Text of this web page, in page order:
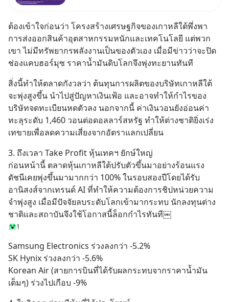
และโลจิสติกส์” ของอนุภูมิภาคลุ่ม
แม่น้ำโขง
ต้องเข้าใจก่อนว่า โครงสร้างเศรษฐกิจของเกาหลีใต้พึ่งพา
การส่งออกสินค้าอุตสาหกรรมหนักและเทคโนโลยี แต่พวก
เขา ไม่มีทรัพยากรพลังงานเป็นของตัวเอง เมื่อมีข่าวว่าจะปิด
ช่องแคบฮอร์มุซ ราคาน้ำมันดิบโลกจึงพุ่งทะยานทันที
สิ่งนี้ทำให้ตลาดกังวลว่า ต้นทุนการผลิตของบริษัทเกาหลีใต้
จะพุ่งสูงขึ้น นำไปสู่ปัญหาเงินเฟ้อ และอาจทำให้กำไรของ
บริษัทจดทะเบียนหดตัวลง นอกจากนี้ ค่าเงินวอนยังอ่อนค่า
ทะลุระดับ 1,460 วอนต่อดอลลาร์สหรัฐ ทำให้ต่างชาติยิ่งเร่ง
เทขายเพื่อลดความเสี่ยงจากอัตราแลกเปลี่ยน
3. ถึงเวลา Take Profit หุ้นเทคฯ ยักษ์ใหญ่
ก่อนหน้านี้ ตลาดหุ้นเกาหลีใต้ปรับตัวขึ้นมาอย่างร้อนแรง
ดัชนีเคยพุ่งขึ้นมามากกว่า 100% ในรอบสองปีโดยได้รับ
อานิสงส์จากเทรนด์ AI ที่ทำให้ความต้องการชิปหน่วยความ
จำพุ่งสูง เมื่อมีปัจจัยลบระดับโลกเข้ามากระทบ นักลงทุนต่าง
ชาติและสถาบันจึงใช้โอกาสนี้ล็อกกำไรทันที￼
1
Samsung Electronics ร่วงลงกว่า -5.2%
SK Hynix ร่วงลงกว่า -5.6%
Korean Air (สายการบินที่ได้รับผลกระทบจากราคาน้ำมัน
เต็มๆ) ร่วงไปเกือบ -9%